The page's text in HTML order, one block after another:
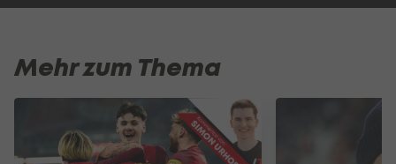
Mehr zum Thema